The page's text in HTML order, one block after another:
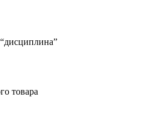
товара